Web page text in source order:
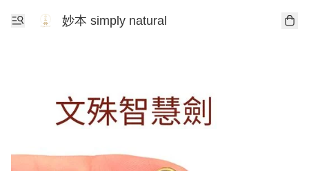
妙本 simply natural